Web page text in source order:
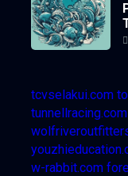
tcvselakui.com
tunnellracing.com
w-rabbit.com